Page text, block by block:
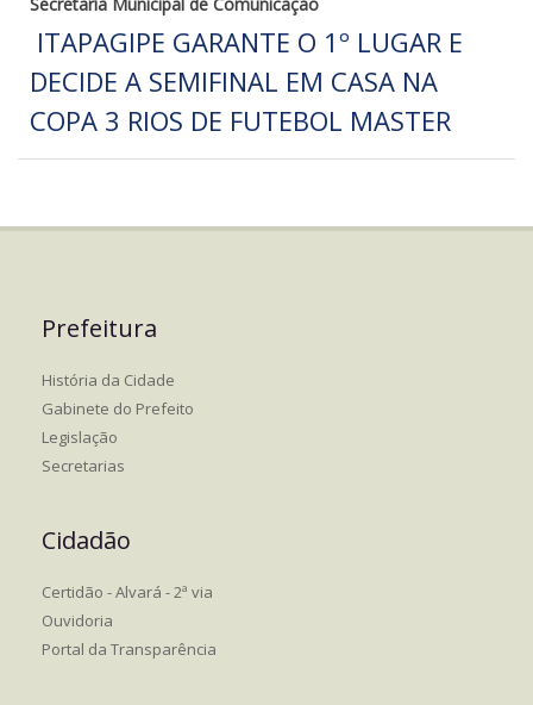
ITAPAGIPE GARANTE O 1º LUGAR E
DECIDE A SEMIFINAL EM CASA NA
COPA 3 RIOS DE FUTEBOL MASTER
Prefeitura
História da Cidade
Gabinete do Prefeito
Legislação
Secretarias
Cidadão
Certidão - Alvará - 2ª via
Ouvidoria
Portal da Transparência